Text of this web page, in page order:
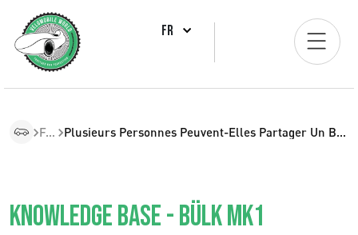
FR
FAQ Plusieurs Personnes Peuvent-Elles Partager Un Bülk MK1 ?
Knowledge Base - Bülk MK1